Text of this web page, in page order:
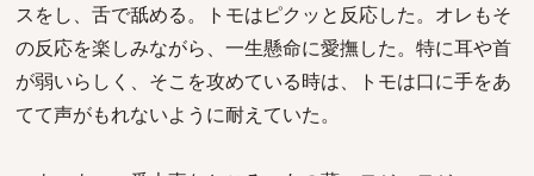
スをし、舌で舐める。トモはピクッと反応した。オレもそ
の反応を楽しみながら、一生懸命に愛撫した。特に耳や首
が弱いらしく、そこを攻めている時は、トモは口に手をあ
てて声がもれないように耐えていた。